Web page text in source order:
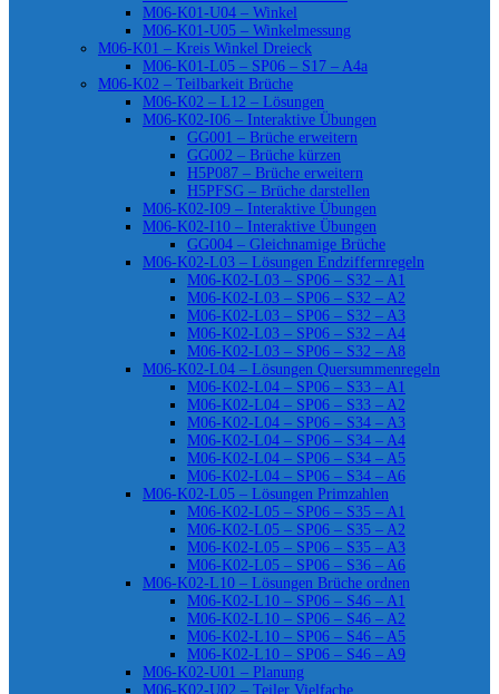
M06-K01-U04 – Winkel
M06-K01-U05 – Winkelmessung
M06-K01 – Kreis Winkel Dreieck
M06-K01-L05 – SP06 – S17 – A4a
M06-K02 – Teilbarkeit Brüche
M06-K02 – L12 – Lösungen
M06-K02-I06 – Interaktive Übungen
GG001 – Brüche erweitern
GG002 – Brüche kürzen
H5P087 – Brüche erweitern
H5PFSG – Brüche darstellen
M06-K02-I09 – Interaktive Übungen
M06-K02-I10 – Interaktive Übungen
GG004 – Gleichnamige Brüche
M06-K02-L03 – Lösungen Endziffernregeln
M06-K02-L03 – SP06 – S32 – A1
M06-K02-L03 – SP06 – S32 – A2
M06-K02-L03 – SP06 – S32 – A3
M06-K02-L03 – SP06 – S32 – A4
M06-K02-L03 – SP06 – S32 – A8
M06-K02-L04 – Lösungen Quersummenregeln
M06-K02-L04 – SP06 – S33 – A1
M06-K02-L04 – SP06 – S33 – A2
M06-K02-L04 – SP06 – S34 – A3
M06-K02-L04 – SP06 – S34 – A4
M06-K02-L04 – SP06 – S34 – A5
M06-K02-L04 – SP06 – S34 – A6
M06-K02-L05 – Lösungen Primzahlen
M06-K02-L05 – SP06 – S35 – A1
M06-K02-L05 – SP06 – S35 – A2
M06-K02-L05 – SP06 – S35 – A3
M06-K02-L05 – SP06 – S36 – A6
M06-K02-L10 – Lösungen Brüche ordnen
M06-K02-L10 – SP06 – S46 – A1
M06-K02-L10 – SP06 – S46 – A2
M06-K02-L10 – SP06 – S46 – A5
M06-K02-L10 – SP06 – S46 – A9
M06-K02-U01 – Planung
M06-K02-U02 – Teiler Vielfache